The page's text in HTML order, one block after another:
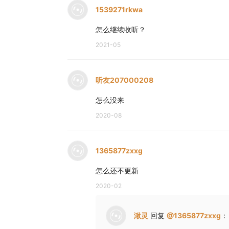
1539271rkwa
怎么继续收听？
2021-05
听友207000208
怎么没来
2020-08
1365877zxxg
怎么还不更新
2020-02
湫灵 回复 @1365877zxxg ：